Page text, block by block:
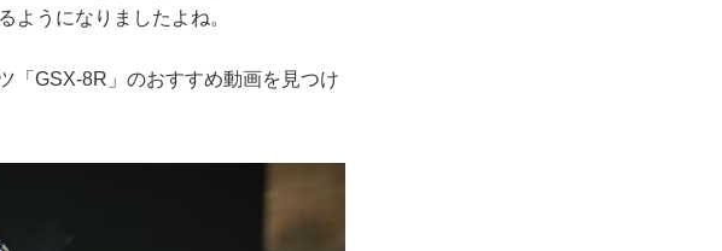
ようになりましたよね。
「GSX-8R」のおすすめ動画を見つけ